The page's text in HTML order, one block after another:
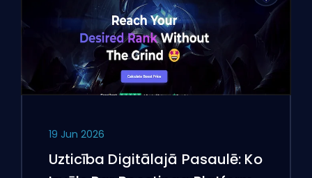
19 Jun 2026
Uzticība Digitālajā Pasaulē: Ko